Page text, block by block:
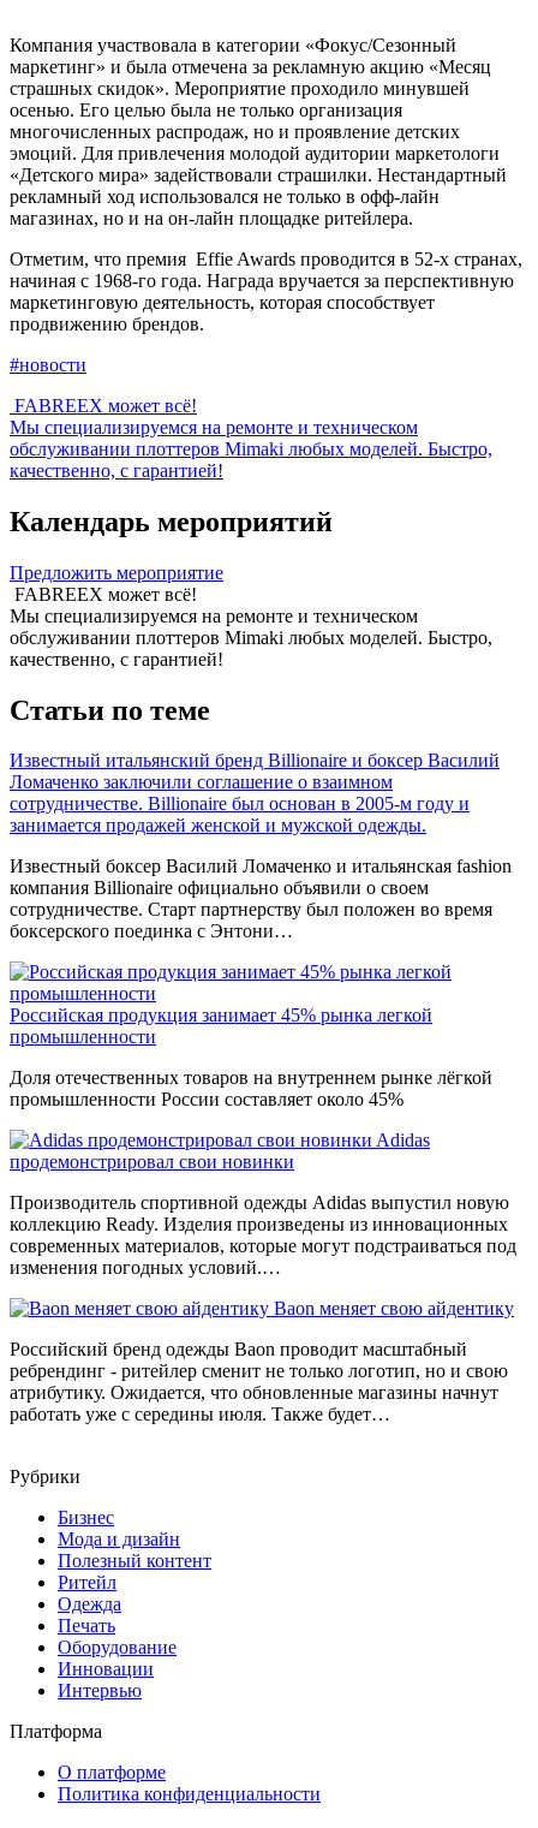
Компания участвовала в категории «Фокус/Сезонный
маркетинг» и была отмечена за рекламную акцию «Месяц
страшных скидок». Мероприятие проходило минувшей
осенью. Его целью была не только организация
многочисленных распродаж, но и проявление детских
эмоций. Для привлечения молодой аудитории маркетологи
«Детского мира» задействовали страшилки. Нестандартный
рекламный ход использовался не только в офф-лайн
магазинах, но и на он-лайн площадке ритейлера.
Отметим, что премия Effie Awards проводится в 52-х странах,
начиная с 1968-го года. Награда вручается за перспективную
маркетинговую деятельность, которая способствует
продвижению брендов.
#новости
FABREEX может всё!
Мы специализируемся на ремонте и техническом
обслуживании плоттеров Mimaki любых моделей. Быстро,
качественно, с гарантией!
Календарь мероприятий
Предложить мероприятие
FABREEX может всё!
Мы специализируемся на ремонте и техническом
обслуживании плоттеров Mimaki любых моделей. Быстро,
качественно, с гарантией!
Статьи по теме
Известный итальянский бренд Billionaire и боксер Василий
Ломаченко заключили соглашение о взаимном
сотрудничестве. Billionaire был основан в 2005-м году и
занимается продажей женской и мужской одежды.
Известный боксер Василий Ломаченко и итальянская fashion
компания Billionaire официально объявили о своем
сотрудничестве. Старт партнерству был положен во время
боксерского поединка с Энтони…
Российская продукция занимает 45% рынка легкой
промышленности
Доля отечественных товаров на внутреннем рынке лёгкой
промышленности России составляет около 45%
Adidas
продемонстрировал свои новинки
Производитель спортивной одежды Adidas выпустил новую
коллекцию Ready. Изделия произведены из инновационных
современных материалов, которые могут подстраиваться под
изменения погодных условий.…
Baon меняет свою айдентику
Российский бренд одежды Baon проводит масштабный
ребрендинг - ритейлер сменит не только логотип, но и свою
атрибутику. Ожидается, что обновленные магазины начнут
работать уже с середины июля. Также будет…
Рубрики
Бизнес
Мода и дизайн
Полезный контент
Ритейл
Одежда
Печать
Оборудование
Инновации
Интервью
Платформа
О платформе
Политика конфиденциальности